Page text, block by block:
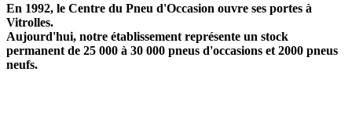
En 1992, le Centre du Pneu d'Occasion ouvre ses portes à
Vitrolles.
Aujourd'hui, notre établissement représente un stock
permanent de 25 000 à 30 000 pneus d'occasions et 2000 pneus
neufs.